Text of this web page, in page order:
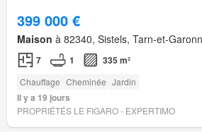
399 000 €
Maison à 82340, Sistels, Tarn-et-
7 1 335 m²
Chauffage Cheminée Jardin
Il y a 19 jours
PROPRIÉTÉS LE FIGARO - EXPERTIMO